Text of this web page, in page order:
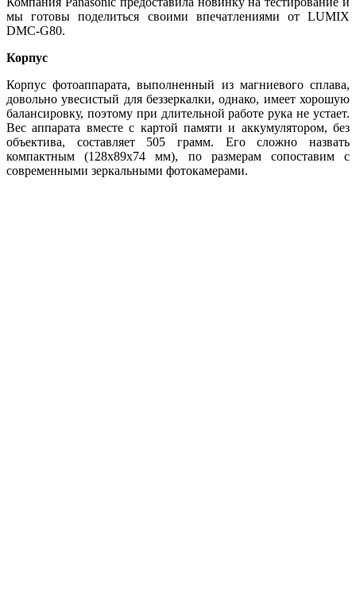
мы готовы поделиться своими впечатлениями от LUMIX
DMC-G80.
Корпус
Корпус фотоаппарата, выполненный из магниевого сплава,
довольно увесистый для беззеркалки, однако, имеет хорошую
балансировку, поэтому при длительной работе рука не устает.
Вес аппарата вместе с картой памяти и аккумулятором, без
объектива, составляет 505 грамм. Его сложно назвать
компактным (128x89x74 мм), по размерам сопоставим с
современными зеркальными фотокамерами.